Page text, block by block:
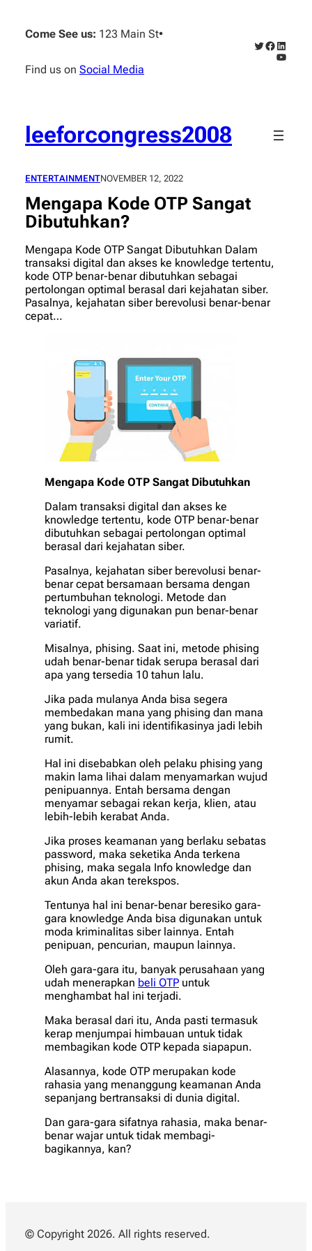
content
Come See us: 123 Main St•
Find us on Social Media
Twitter
Facebook
leeforcongress2008
ENTERTAINMENTNOVEMBER 12, 2022
Mengapa Kode OTP Sangat
Dibutuhkan?
Mengapa Kode OTP Sangat Dibutuhkan Dalam
transaksi digital dan akses ke knowledge tertentu,
kode OTP benar-benar dibutuhkan sebagai
pertolongan optimal berasal dari kejahatan siber.
Pasalnya, kejahatan siber berevolusi benar-benar
cepat…
Mengapa Kode OTP Sangat Dibutuhkan
Dalam transaksi digital dan akses ke
knowledge tertentu, kode OTP benar-benar
dibutuhkan sebagai pertolongan optimal
berasal dari kejahatan siber.
Pasalnya, kejahatan siber berevolusi benar-
benar cepat bersamaan bersama dengan
pertumbuhan teknologi. Metode dan
teknologi yang digunakan pun benar-benar
variatif.
Misalnya, phising. Saat ini, metode phising
udah benar-benar tidak serupa berasal dari
apa yang tersedia 10 tahun lalu.
Jika pada mulanya Anda bisa segera
membedakan mana yang phising dan mana
yang bukan, kali ini identifikasinya jadi lebih
rumit.
Hal ini disebabkan oleh pelaku phising yang
makin lama lihai dalam menyamarkan wujud
penipuannya. Entah bersama dengan
menyamar sebagai rekan kerja, klien, atau
lebih-lebih kerabat Anda.
Jika proses keamanan yang berlaku sebatas
password, maka seketika Anda terkena
phising, maka segala Info knowledge dan
akun Anda akan terekspos.
Tentunya hal ini benar-benar beresiko gara-
gara knowledge Anda bisa digunakan untuk
moda kriminalitas siber lainnya. Entah
penipuan, pencurian, maupun lainnya.
Oleh gara-gara itu, banyak perusahaan yang
udah menerapkan beli OTP untuk
menghambat hal ini terjadi.
Maka berasal dari itu, Anda pasti termasuk
kerap menjumpai himbauan untuk tidak
membagikan kode OTP kepada siapapun.
Alasannya, kode OTP merupakan kode
rahasia yang menanggung keamanan Anda
sepanjang bertransaksi di dunia digital.
Dan gara-gara sifatnya rahasia, maka benar-
benar wajar untuk tidak membagi-
bagikannya, kan?
© Copyright 2026. All rights reserved.